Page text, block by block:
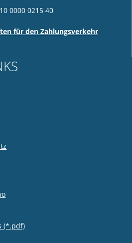
0000 0215 40
für den Zahlungsverkehr
(*.pdf)